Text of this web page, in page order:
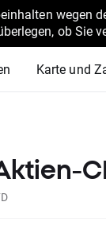
wegen
ob Sie
Karte und